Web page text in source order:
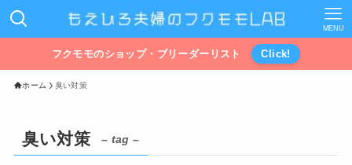
MENU
フクモモのショップ・ブリーダーリスト Click!
ホーム 臭い対策
臭い対策 – tag –